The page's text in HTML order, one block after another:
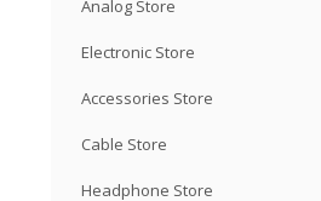
Analog Store
Electronic Store
Accessories Store
Cable Store
Headphone Store